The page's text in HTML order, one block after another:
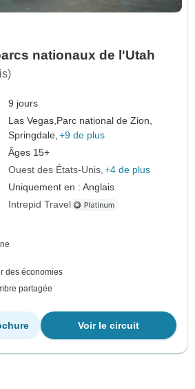
nationaux de l'Utah
9 jours
Las Vegas, Parc national de Zion,
Springdale, +9 de plus
Âges 15+
Ouest des États-Unis +4 de plus
Uniquement en : Anglais
Intrepid Travel
des économies
partagée
Voir le circuit